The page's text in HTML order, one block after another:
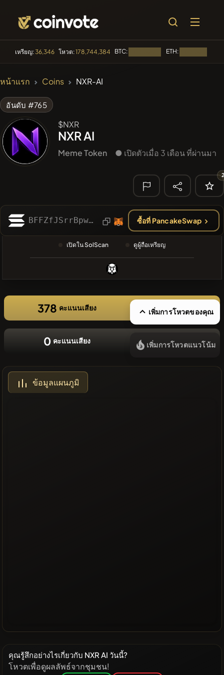
เหรียญ:36,346 โหวต:178,744,384 BTC: ETH:
Algorithmic Trading
PERFI PEEFITOKEN
#1092
🔎 การค้นหา
ล่าสุด
❌ไม่มี
เหรียญล่าสุด
หน้าแรก Coins NXR-AI
อันดับ #765
$NXR
NXR AI
Meme Token ● เปิดตัวเมื่อ 3 เดือน ที่ผ่านมา
BFFZfJSrrBpwuKugv9Y52XMuwXy4YaWXJnCT49dkpump ซื้อที่ PancakeSwap
เปิดใน SolScan ดูผู้ถือเหรียญ
378 คะแนนเสียง เพิ่มการโหวตของคุณ
0 คะแนนเสียง เพิ่มการโหวตแนวโน้ม
ข้อมูลแผนภูมิ
คุณรู้สึกอย่างไรเกี่ยวกับ NXR AI วันนี้?
โหวตเพื่อดูผลลัพธ์จากชุมชน!